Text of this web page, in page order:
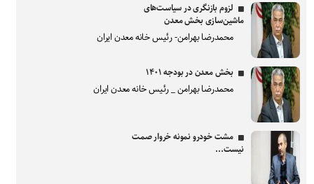
لزوم بازنگری در سیاست‌های
ماشین‌سازی بخش معدن
محمدرضا بهرامن- رئیس خانه معدن ایران
بخش معدن در بودجه ۱۴۰۱
محمدرضا بهرامن _ رئیس خانه معدن ایران
مشت خودرو نمونه خروار صمت
نیست...